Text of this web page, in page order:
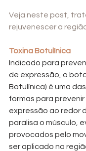
Veja neste post,
rejuvenescer a
Toxina Botulínica
Indicado para
de expressão, o
Botulínica) é uma
formas para
expressão ao redor
paralisa o músculo,
provocados pelo
ser aplicado na